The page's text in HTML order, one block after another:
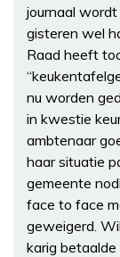
journaal
gisteren wel
Raad heeft
nu worden
in kwestie
ambtenaar
haar situatie
gemeente
face to face
geweigerd.
karig